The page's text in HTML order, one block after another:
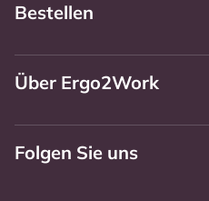
Bestellen
Über Ergo2Work
Folgen Sie uns